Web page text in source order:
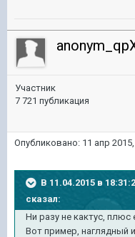
Участник
7 721 публикация
Опубликовано: 11 апр
В 11.04.2015 в
сказал:
Ни разу не кактус,
Вот пример, наглядный